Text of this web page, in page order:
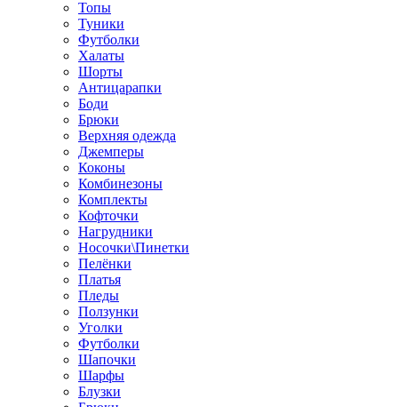
Топы
Туники
Футболки
Халаты
Шорты
Антицарапки
Боди
Брюки
Верхняя одежда
Джемперы
Коконы
Комбинезоны
Комплекты
Кофточки
Нагрудники
Носочки\Пинетки
Пелёнки
Платья
Пледы
Ползунки
Уголки
Футболки
Шапочки
Шарфы
Блузки